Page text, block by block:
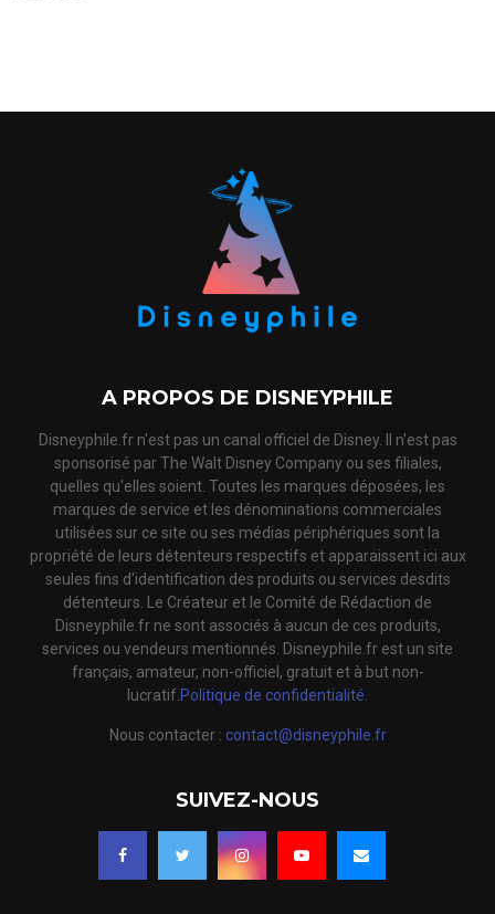
A PROPOS DE DISNEYPHILE
Disneyphile.fr n'est pas un canal officiel de Disney. Il n'est pas
sponsorisé par The Walt Disney Company ou ses filiales,
quelles qu'elles soient. Toutes les marques déposées, les
marques de service et les dénominations commerciales
utilisées sur ce site ou ses médias périphériques sont la
propriété de leurs détenteurs respectifs et apparaissent ici aux
seules fins d'identification des produits ou services desdits
détenteurs. Le Créateur et le Comité de Rédaction de
Disneyphile.fr ne sont associés à aucun de ces produits,
services ou vendeurs mentionnés. Disneyphile.fr est un site
français, amateur, non-officiel, gratuit et à but non-
lucratif. Politique de confidentialité.
Nous contacter : contact@disneyphile.fr
SUIVEZ-NOUS